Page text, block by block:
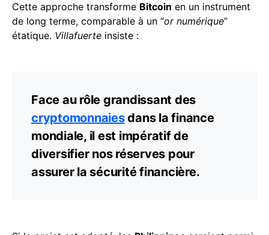
Cette approche transforme Bitcoin en un instrument
de long terme, comparable à un “or numérique”
étatique. Villafuerte insiste :
Face au rôle grandissant des
cryptomonnaiesdans la finance
mondiale, il est impératif de
diversifier nos réserves pour
assurer la sécurité financière.